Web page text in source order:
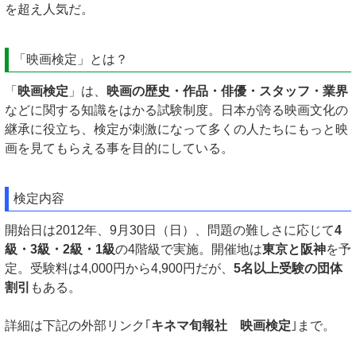
を超え人気だ。
「映画検定」とは？
「 映画検定 」は、
映画の歴史・作品・俳優・スタッフ・業界
などに関する知識をはかる試験制度。日本が誇る映画文化の
継承に役立ち、検定が刺激になって多くの人たちにもっと映
画を見てもらえる事を目的にしている。
検定内容
開始日は2012年、9月30日（日）、問題の難しさに応じて4
級・3級・2級・1級の4階級で実施。開催地は東京と阪神を予
定。受験料は4,000円から4,900円だが、 5名以上受験の団体
割引 もある。
詳細は下記の外部リンク｢ キネマ旬報社 映画検定 ｣まで。